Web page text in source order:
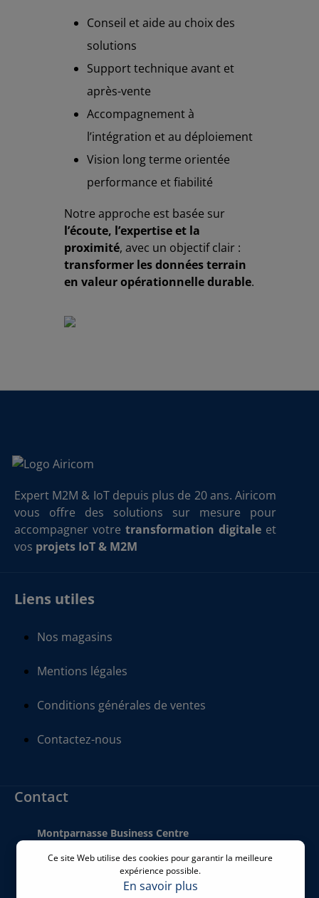
Conseil et aide au choix des
solutions
Support technique avant et
après-vente
Accompagnement à
l’intégration et au déploiement
Vision long terme orientée
performance et fiabilité
Notre approche est basée sur
l’écoute, l’expertise et la
proximité, avec un objectif clair :
transformer les données terrain
en valeur opérationnelle durable.
Expert M2M & IoT depuis plus de 20 ans. Airicom
vous offre des solutions sur mesure pour
accompagner votre transformation digitale et
vos projets IoT & M2M
Liens utiles
Nos magasins
Mentions légales
Conditions générales de ventes
Contactez-nous
Contact
Montparnasse Business Centre
75006 Paris
Ce site Web utilise des cookies pour garantir la meilleure
expérience possible.
En savoir plus